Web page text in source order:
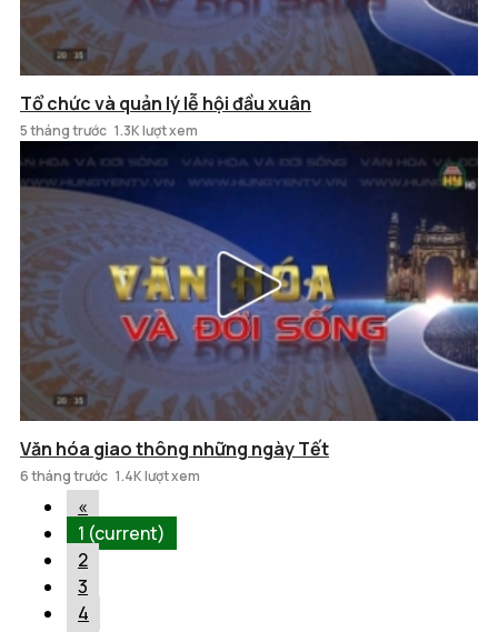
Tổ chức và quản lý lễ hội đầu xuân
5 tháng trước 1.3K lượt xem
Văn hóa giao thông những ngày Tết
6 tháng trước 1.4K lượt xem
«
1 (current)
2
3
4